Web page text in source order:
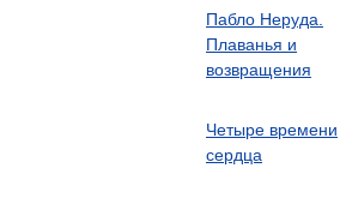
Пабло Неруда.
Плаванья и
возвращения
Четыре времени
сердца